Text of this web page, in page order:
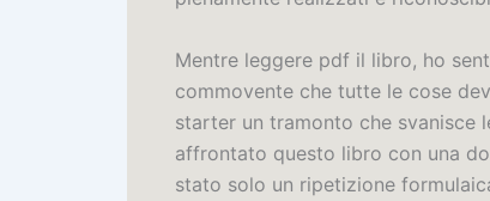
Mentre leggere pdf il libro, ho
commovente che tutte le cose
starter un tramonto che svanisce
affrontato questo libro con una
stato solo un ripetizione